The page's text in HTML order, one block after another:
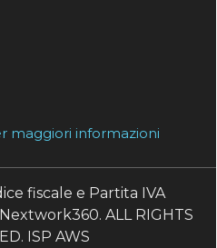
maggiori informazioni
fiscale e Partita IVA
ALL RIGHTS
ISP AWS